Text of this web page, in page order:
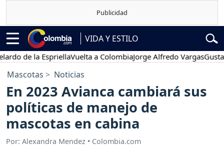
VIDA Y ESTILO
de la EspriellaVuelta a ColombiaJorge Alfredo VargasGustavo
Mascotas Noticias
En 2023 Avianca cambiará sus
políticas de manejo de
mascotas en cabina
Por: Alexandra Mendez • Colombia.com